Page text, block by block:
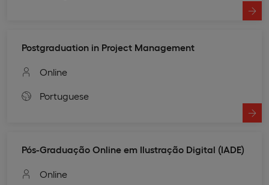
Postgraduation in Project Management
Online
Portuguese
Pós-Graduação Online em Ilustração Digital (IADE)
Online